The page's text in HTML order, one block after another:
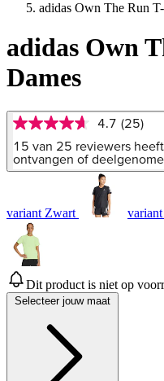
adidas Own The Run
adidas Own
Dames
4.7
van
5
sterren,
Read
25
Reviews.
Dezelfde
paginalink.
4.7 (25)
15 van 25 reviewers
ontvangen of
variant Zwart
Dit product is niet op
Selecteer jouw maat